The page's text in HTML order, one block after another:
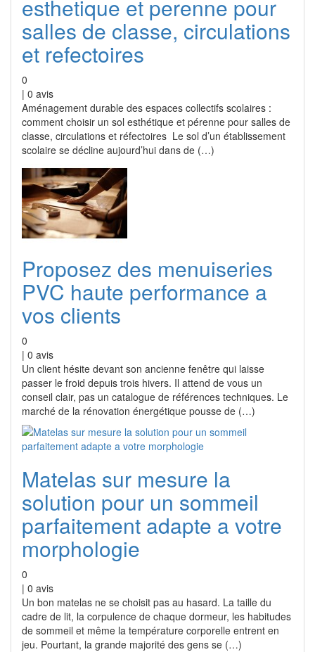
esthetique et perenne pour
salles de classe, circulations
et refectoires
0
| 0 avis
Aménagement durable des espaces collectifs scolaires :
comment choisir un sol esthétique et pérenne pour salles de
classe, circulations et réfectoires Le sol d’un établissement
scolaire se décline aujourd’hui dans de (…)
Proposez des menuiseries
PVC haute performance a
vos clients
0
| 0 avis
Un client hésite devant son ancienne fenêtre qui laisse
passer le froid depuis trois hivers. Il attend de vous un
conseil clair, pas un catalogue de références techniques. Le
marché de la rénovation énergétique pousse de (…)
Matelas sur mesure la
solution pour un sommeil
parfaitement adapte a votre
morphologie
0
| 0 avis
Un bon matelas ne se choisit pas au hasard. La taille du
cadre de lit, la corpulence de chaque dormeur, les habitudes
de sommeil et même la température corporelle entrent en
jeu. Pourtant, la grande majorité des gens se (…)